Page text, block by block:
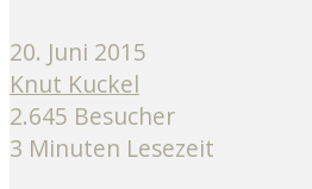
20. Juni 2015
Knut Kuckel
2.645 Besucher
3 Minuten Lesezeit